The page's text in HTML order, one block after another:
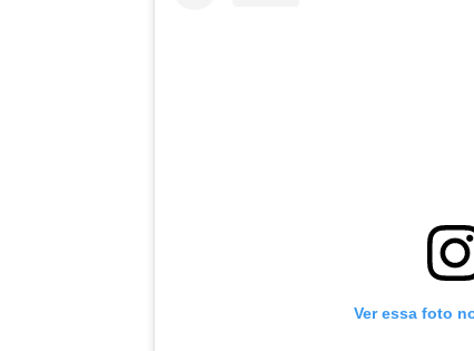
Ver essa foto